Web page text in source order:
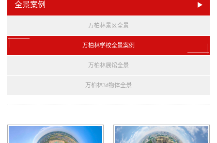
全景案例
万柏林景区全景
万柏林学校全景案例
万柏林展馆全景
万柏林3d物体全景